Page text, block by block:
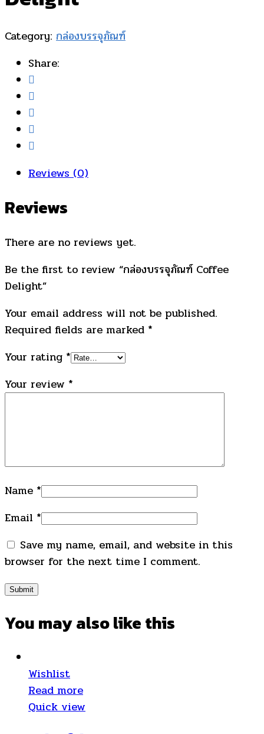
Category: กล่องบรรจุภัณฑ์
Share:
Reviews (0)
Reviews
There are no reviews yet.
Be the first to review “กล่องบรรจุภัณฑ์ Coffee
Delight”
Your email address will not be published.
Required fields are marked *
Your rating *
Your review *
Name *
Email *
Save my name, email, and website in this
browser for the next time I comment.
You may alsolike this
Wishlist
Read more
Quick view